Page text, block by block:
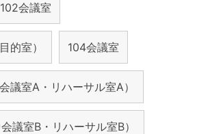
102会議室
的室） 104会議室
議室A・リハーサル室A）
議室B・リハーサル室B）